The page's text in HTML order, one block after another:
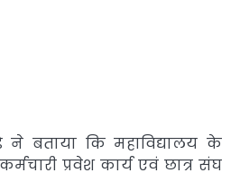
ने बताया कि महाविद्यालय के
प्रवेश कार्य एवं छात्र संघ